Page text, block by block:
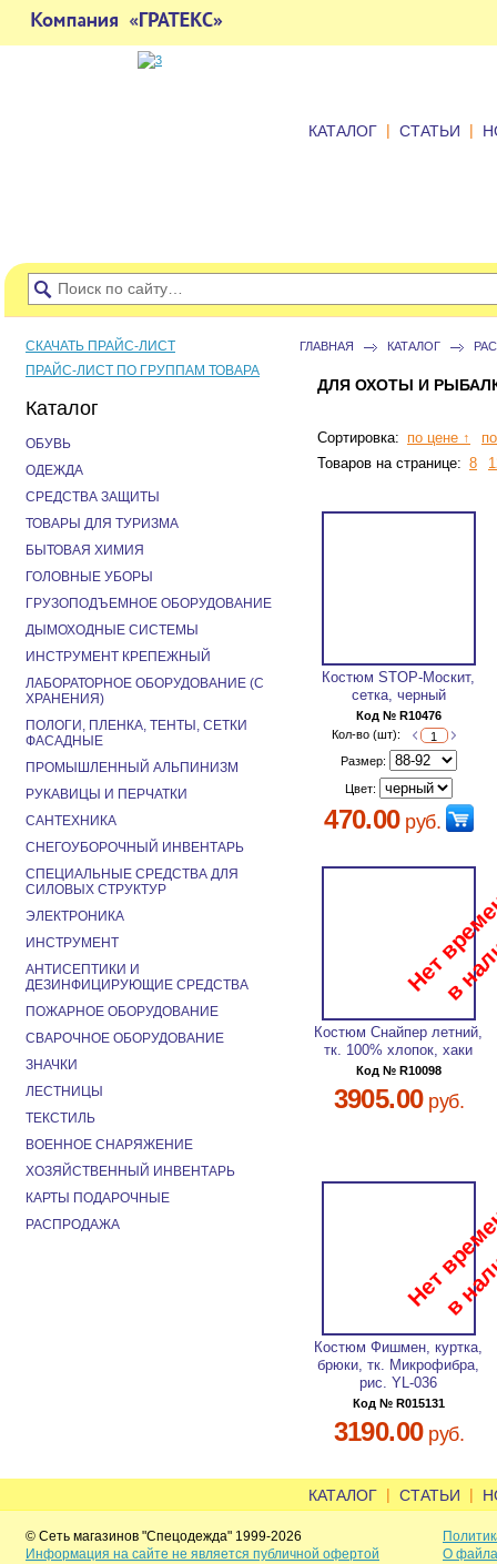
КАТАЛОГ | СТАТЬИ |
ГЛАВНАЯ КАТАЛОГ
ДЛЯ ОХОТЫ И
Сортировка: по цене ↑
Товаров на странице: 8
Костюм STOP-Москит,
сетка, черный
Код № R10476
Кол-во (шт):
Размер:
Цвет:
470.00руб.
Костюм Снайпер летний,
тк. 100% хлопок, хаки
Код № R10098
3905.00руб.
Костюм Фишмен, куртка,
брюки, тк. Микрофибра,
рис. YL-036
Код № R015131
3190.00руб.
СКАЧАТЬ ПРАЙС-ЛИСТ
ПРАЙС-ЛИСТ ПО ГРУППАМ ТОВАРА
Каталог
ОБУВЬ
ОДЕЖДА
СРЕДСТВА ЗАЩИТЫ
ТОВАРЫ ДЛЯ ТУРИЗМА
БЫТОВАЯ ХИМИЯ
ГОЛОВНЫЕ УБОРЫ
ГРУЗОПОДЪЕМНОЕ ОБОРУДОВАНИЕ
ДЫМОХОДНЫЕ СИСТЕМЫ
ИНСТРУМЕНТ КРЕПЕЖНЫЙ
ЛАБОРАТОРНОЕ ОБОРУДОВАНИЕ (С
ХРАНЕНИЯ)
ПОЛОГИ, ПЛЕНКА, ТЕНТЫ, СЕТКИ
ФАСАДНЫЕ
ПРОМЫШЛЕННЫЙ АЛЬПИНИЗМ
РУКАВИЦЫ И ПЕРЧАТКИ
САНТЕХНИКА
СНЕГОУБОРОЧНЫЙ ИНВЕНТАРЬ
СПЕЦИАЛЬНЫЕ СРЕДСТВА ДЛЯ
СИЛОВЫХ СТРУКТУР
ЭЛЕКТРОНИКА
ИНСТРУМЕНТ
АНТИСЕПТИКИ И
ДЕЗИНФИЦИРУЮЩИЕ СРЕДСТВА
ПОЖАРНОЕ ОБОРУДОВАНИЕ
СВАРОЧНОЕ ОБОРУДОВАНИЕ
ЗНАЧКИ
ЛЕСТНИЦЫ
ТЕКСТИЛЬ
ВОЕННОЕ СНАРЯЖЕНИЕ
ХОЗЯЙСТВЕННЫЙ ИНВЕНТАРЬ
КАРТЫ ПОДАРОЧНЫЕ
РАСПРОДАЖА
КАТАЛОГ | СТАТЬИ |
© Сеть магазинов "Спецодежда" 1999-2026
Информация на сайте не является публичной офертой
О